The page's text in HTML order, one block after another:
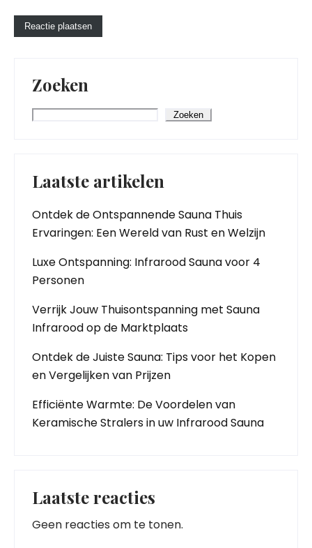
Zoeken
Zoeken
Laatste artikelen
Ontdek de Ontspannende Sauna Thuis
Ervaringen: Een Wereld van Rust en Welzijn
Luxe Ontspanning: Infrarood Sauna voor 4
Personen
Verrijk Jouw Thuisontspanning met Sauna
Infrarood op de Marktplaats
Ontdek de Juiste Sauna: Tips voor het Kopen
en Vergelijken van Prijzen
Efficiënte Warmte: De Voordelen van
Keramische Stralers in uw Infrarood Sauna
Laatste reacties
Geen reacties om te tonen.